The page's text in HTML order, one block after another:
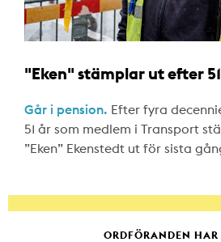
"Eken" stämplar ut efter
Går i pension. Efter fyra
51 år som medlem i Transport
”Eken” Ekenstedt ut för sista
ORDFÖRANDEN HAR